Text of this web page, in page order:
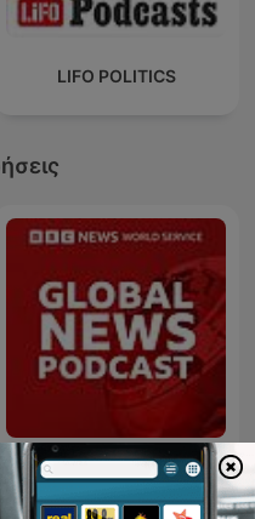
LIFO POLITICS
Global News Podcast